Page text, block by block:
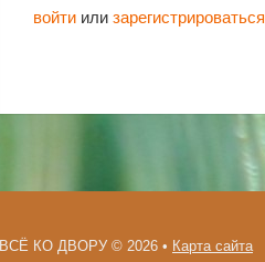
войти или зарегистрироваться
ВСЁ КО ДВОРУ © 2026 • Карта сайта